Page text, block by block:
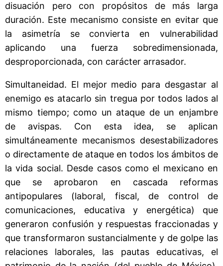
disuación pero con propósitos de más larga
duración. Este mecanismo consiste en evitar que
la asimetría se convierta en vulnerabilidad
aplicando una fuerza sobredimensionada,
desproporcionada, con carácter arrasador.
Simultaneidad. El mejor medio para desgastar al
enemigo es atacarlo sin tregua por todos lados al
mismo tiempo; como un ataque de un enjambre
de avispas. Con esta idea, se aplican
simultáneamente mecanismos desestabilizadores
o directamente de ataque en todos los ámbitos de
la vida social. Desde casos como el mexicano en
que se aprobaron en cascada reformas
antipopulares (laboral, fiscal, de control de
comunicaciones, educativa y energética) que
generaron confusión y respuestas fraccionadas y
que transformaron sustancialmente y de golpe las
relaciones laborales, las pautas educativas, el